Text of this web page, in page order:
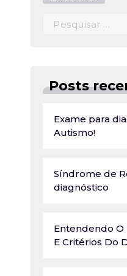
Pesquisar
Posts
Exame para
Autismo!
Síndrome de
diagnóstico
Entendendo O
E Critérios Do